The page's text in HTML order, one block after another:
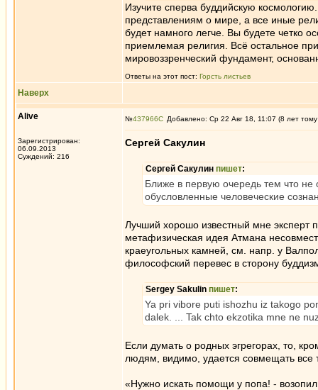
Изучите сперва буддийскую
представлениям о мире, а все иные
будет намного легче. Вы будете четко
приемлемая религия. Всё остальное
мировоззренческий фундамент,
Ответы на этот пост: Горсть листьев
Наверх
Alive
Зарегистрирован:
06.09.2013
Суждений: 216
№437966 Добавлено: Ср 22 Авг 18, 11:07 (8 лет
Сергей Сакулин
Сергей Сакулин пишет:
Ближе в первую очередь тем что не
обусловленные человеческие
Лучший хорошо известный мне эксперт
метафизическая идея Атмана
краеугольных камней, см. напр. у
философский перевес в сторону
Sergey Sakulin пишет:
Ya pri vibore puti ishozhu iz takogo
dalek. ... Tak chto ekzotika mne ne
Если думать о родных эгрегорах, то,
людям, видимо, удается совмещать все
«Нужно искать помощи у попа! -